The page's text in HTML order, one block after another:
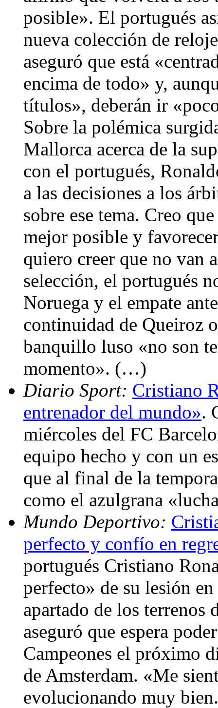
posible». El portugués
nueva colección de
aseguró que está
encima de todo» y,
títulos», deberán ir
Sobre la polémica
Mallorca acerca de la
con el portugués,
a las decisiones a los
sobre ese tema. Creo
mejor posible y
quiero creer que no van
selección, el portugués
Noruega y el empate
continuidad de Queiroz
banquillo luso «no son
momento». (…)
Diario Sport: Cristiano
entrenador del mundo».
miércoles del FC
equipo hecho y con un
que al final de la
como el azulgrana
Mundo Deportivo:
perfecto y confío en
portugués Cristiano
perfecto» de su lesión
apartado de los terrenos
aseguró que espera
Campeones el próximo
de Amsterdam. «Me
evolucionando muy